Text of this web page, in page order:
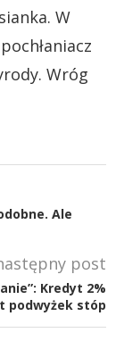
W
Wróg
Ale
post
Kredyt 2%
podwyżek stóp